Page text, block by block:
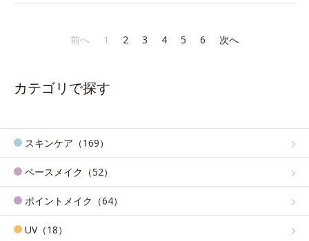
前へ 1 2 3 4 5 6 次へ
カテゴリで探す
スキンケア（169）
ベースメイク（52）
ポイントメイク（64）
UV（18）